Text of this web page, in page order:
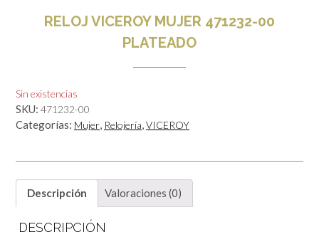
RELOJ VICEROY MUJER 471232-00
PLATEADO
Sin existencias
SKU: 471232-00
Categorías: Mujer Relojería VICEROY
Descripción Valoraciones (0)
DESCRIPCIÓN